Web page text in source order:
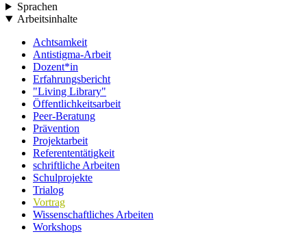
Sprachen
Arbeitsinhalte
Achtsamkeit
Antistigma-Arbeit
Dozent*in
Erfahrungsbericht
"Living Library"
Öffentlichkeitsarbeit
Peer-Beratung
Prävention
Projektarbeit
Referententätigkeit
schriftliche Arbeiten
Schulprojekte
Trialog
Vortrag
Wissenschaftliches Arbeiten
Workshops